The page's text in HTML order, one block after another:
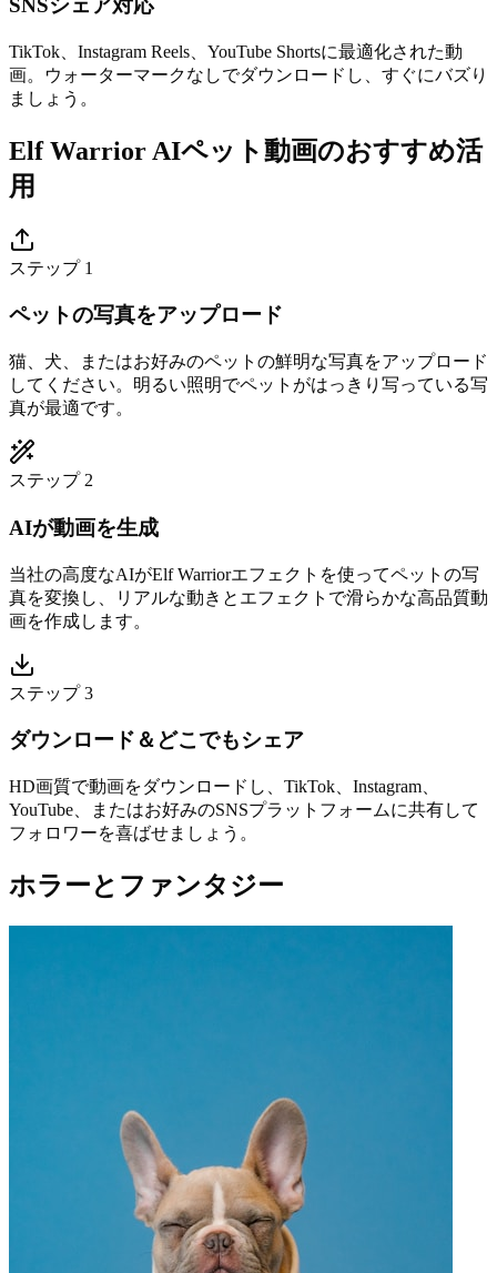
SNSシェア対応
TikTok、Instagram Reels、YouTube Shortsに最適化された動
画。ウォーターマークなしでダウンロードし、すぐにバズり
ましょう。
Elf Warrior AIペット動画のおすすめ活
用
ステップ 1
ペットの写真をアップロード
猫、犬、またはお好みのペットの鮮明な写真をアップロード
してください。明るい照明でペットがはっきり写っている写
真が最適です。
ステップ 2
AIが動画を生成
当社の高度なAIがElf Warriorエフェクトを使ってペットの写
真を変換し、リアルな動きとエフェクトで滑らかな高品質動
画を作成します。
ステップ 3
ダウンロード＆どこでもシェア
HD画質で動画をダウンロードし、TikTok、Instagram、
YouTube、またはお好みのSNSプラットフォームに共有して
フォロワーを喜ばせましょう。
ホラーとファンタジー